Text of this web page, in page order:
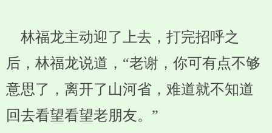
林福龙主动迎了上去，打完招呼之
后，林福龙说道，“老谢，你可有点不够
意思了，离开了山河省，难道就不知道
回去看望看望老朋友。”